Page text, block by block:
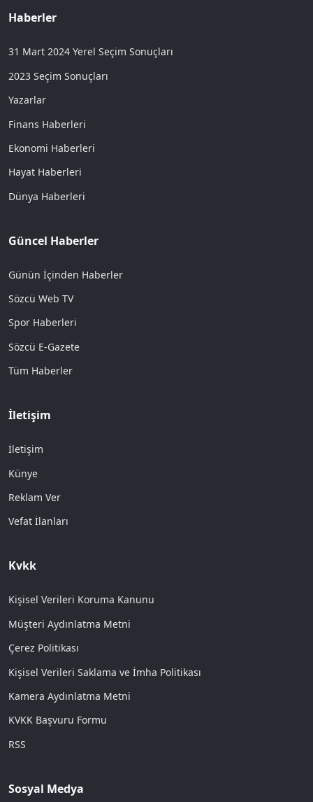
Haberler
31 Mart 2024 Yerel Seçim Sonuçları
2023 Seçim Sonuçları
Yazarlar
Finans Haberleri
Ekonomi Haberleri
Hayat Haberleri
Dünya Haberleri
Güncel Haberler
Günün İçinden Haberler
Sözcü Web TV
Spor Haberleri
Sözcü E-Gazete
Tüm Haberler
İletişim
İletişim
Künye
Reklam Ver
Vefat İlanları
Kvkk
Kişisel Verileri Koruma Kanunu
Müşteri Aydınlatma Metni
Çerez Politikası
Kişisel Verileri Saklama ve İmha Politikası
Kamera Aydınlatma Metni
KVKK Başvuru Formu
RSS
Sosyal Medya